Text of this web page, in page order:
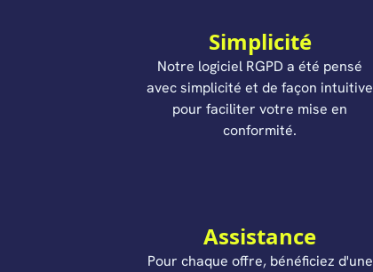
Simplicité
Notre logiciel RGPD a été pensé
avec simplicité et de façon intuitive
pour faciliter votre mise en
conformité.
Assistance
Pour chaque offre, bénéficiez d'une